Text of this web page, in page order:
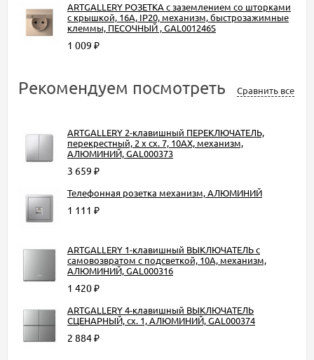
ARTGALLERY РОЗЕТКА с заземлением со шторками
с крышкой, 16А, IP20, механизм, быстрозажимные
клеммы, ПЕСОЧНЫЙ , GAL001246S
1 009 ₽
Рекомендуем посмотреть Сравнить все
ARTGALLERY 2-клавишный ПЕРЕКЛЮЧАТЕЛЬ,
перекрестный, 2 x сх. 7, 10АХ, механизм,
АЛЮМИНИЙ, GAL000373
3 659 ₽
Телефонная розетка механизм, АЛЮМИНИЙ
1 111 ₽
ARTGALLERY 1-клавишный ВЫКЛЮЧАТЕЛЬ с
самовозвратом с подсветкой, 10А, механизм,
АЛЮМИНИЙ, GAL000316
1 420₽
ARTGALLERY 4-клавишный ВЫКЛЮЧАТЕЛЬ
СЦЕНАРНЫЙ, сх. 1, АЛЮМИНИЙ, GAL000374
2 884₽